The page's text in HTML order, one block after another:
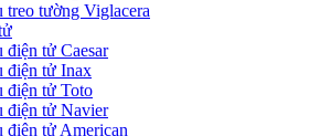
treo tường Viglacera
điện tử Caesar
điện tử Inax
điện tử Toto
điện tử Navier
điện tử American